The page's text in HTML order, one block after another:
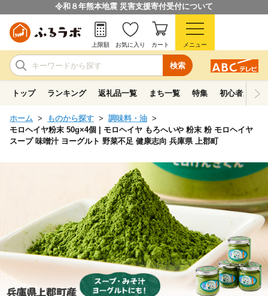
令和８年熊本地震 災害支援寄付受付について
検索
上限額 お気に入り カート メニュー
トップ ランキング 返礼品一覧 まち一覧 特集 初心者ガイド
ホーム ものから探す
調味料・油
モロヘイヤ粉末 50g×4個 | モロヘイヤ もろへいや 粉末 粉 モロヘイヤ
スープ 味噌汁 ヨーグルト 野菜不足 健康志向 兵庫県 上郡町